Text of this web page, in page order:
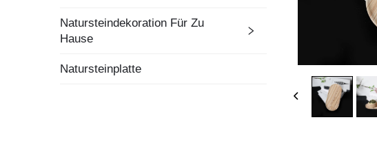
Natursteindekoration Für Zu
Hause
Natursteinplatte